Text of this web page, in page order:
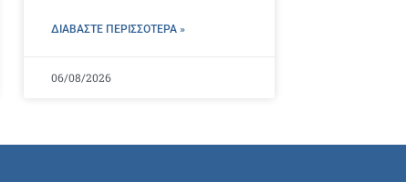
ΔΙΑΒΑΣΤΕ ΠΕΡΙΣΣΌΤΕΡΑ »
06/08/2026